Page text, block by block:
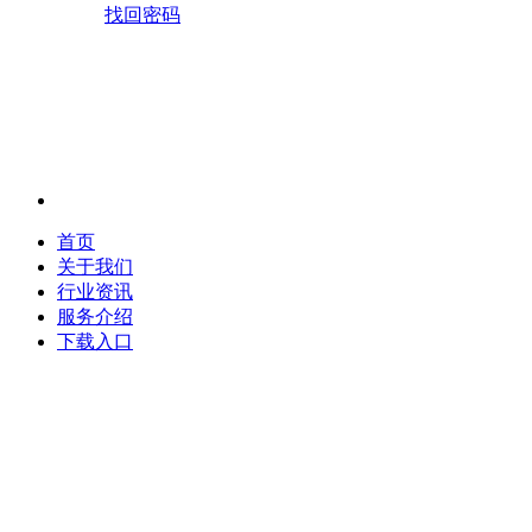
找回密码
首页
关于我们
行业资讯
服务介绍
下载入口